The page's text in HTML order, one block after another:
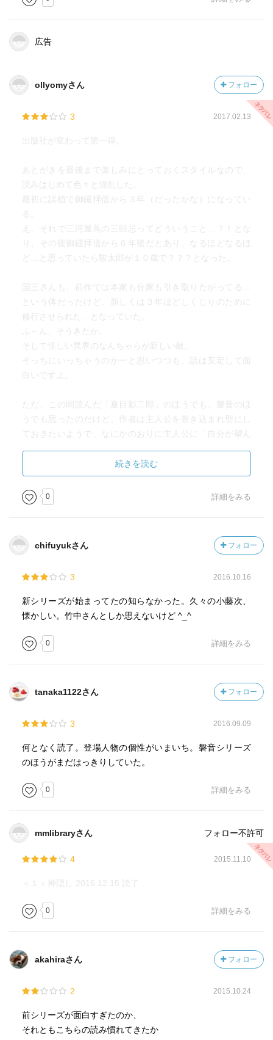
須藤を斃した小藤次が養父となる。
小藤次と相思相愛の仲。
旗本水野監物家の奥女中だったが、御歌学者の血筋で、
芽柳（めやなぎ）派を主宰する。
「勝五郎」
読売屋の下請け版木職人。
「新兵衛」
久慈屋の家作である新兵衛長屋の差配だったが、惚けが
進んでいる。
「お麻」
三郎は錺（かざり）職人。
「お夕」
お麻、桂三郎夫婦の一人娘。駿太郎とは姉弟のように育
つ。
「久慈屋昌右衛門」
「おやえ」
久慈屋の一人娘。番頭だった浩介を婿にする。
て事件を解決する。
読売屋の番頭。通称「ほら蔵」。
「うづ」
小藤次の得意先で曲物師の万作の倅・太郎吉と所帯を持
った。
「美三（よしぞう）」
「久留島通嘉（くるしまみちひろ）」
豊後森藩八代目藩主。
豊後森藩江戸下屋敷用人。小藤次の元上司。
丹波篠山藩主、譜代大名で老中。
「おしん」
青山忠裕配下の密偵。中山新八とともに小藤次と協力し
合う。
広告
ollyomyさん フォロー
3 2017.02.13
出版社が変わって第一弾。
あとがきを最後まで楽しみにとっておくスタイルなので、
読みはじめて色々と混乱した。
最初に誤植で御鑓拝借から３年（だったかな）になってい
る。
え、それで三河屋蔦の三回忌ってどういうこと…？！とな
り、その後御鑓拝借から６年後だとあり、なるほどなるほ
ど…と思っていたら駿太郎が１０歳で？？？となった。
国三さんも、前作では本家も分家も引き取りたがってる…
という体だったけど、新しくは３年ほどしくじりのために
修行させられた、となっていた。
ふ～ん、そうきたか。
そして怪しい異界のなんちゃらが新しい敵。
そっちにいっちゃうのかーと思いつつも、話は安定して面
白いですよ。
ただ、この間読んだ「夏目影二郎」のほうでも、磐音のほ
うでも思ったのだけど、作者は主人公を巻き込まれ型にし
ておきたいようで、なにかのおりに主人公に「自分が望ん
なんで人のせいにするのかな？
一旦受けたのに、人に責められると「自分が望んだことで
はない」と言い出すのがちょっとね。
人のせいかよ～と思ってしまうね、わたしは。
けど、敵とは関係ない異次元？への謎の神隠し…はっきり
しなくてもやもやはするなぁ。
続きを読む
0 詳細をみる
chifuyukさん フォロー
3 2016.10.16
新シリーズが始まってたの知らなかった。久々の小藤次、
懐かしい。竹中さんとしか思えないけど ^_^
0 詳細をみる
tanaka1122さん フォロー
3 2016.09.09
何となく読了。登場人物の個性がいまいち。磐音シリーズ
のほうがまだはっきりしていた。
0 詳細をみる
mmlibraryさん フォロー不許可
4 2015.11.10
＜１＞神隠し 2016.12.15 読了
0 詳細をみる
akahiraさん フォロー
2 2015.10.24
前シリーズが面白すぎたのか、
それともこちらの読み慣れてきたか